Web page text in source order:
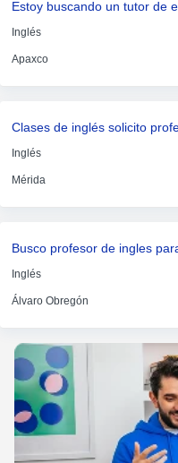
Inglés
Apaxco
Inglés
Mérida
Busco profesor de ingles
Inglés
Álvaro Obregón